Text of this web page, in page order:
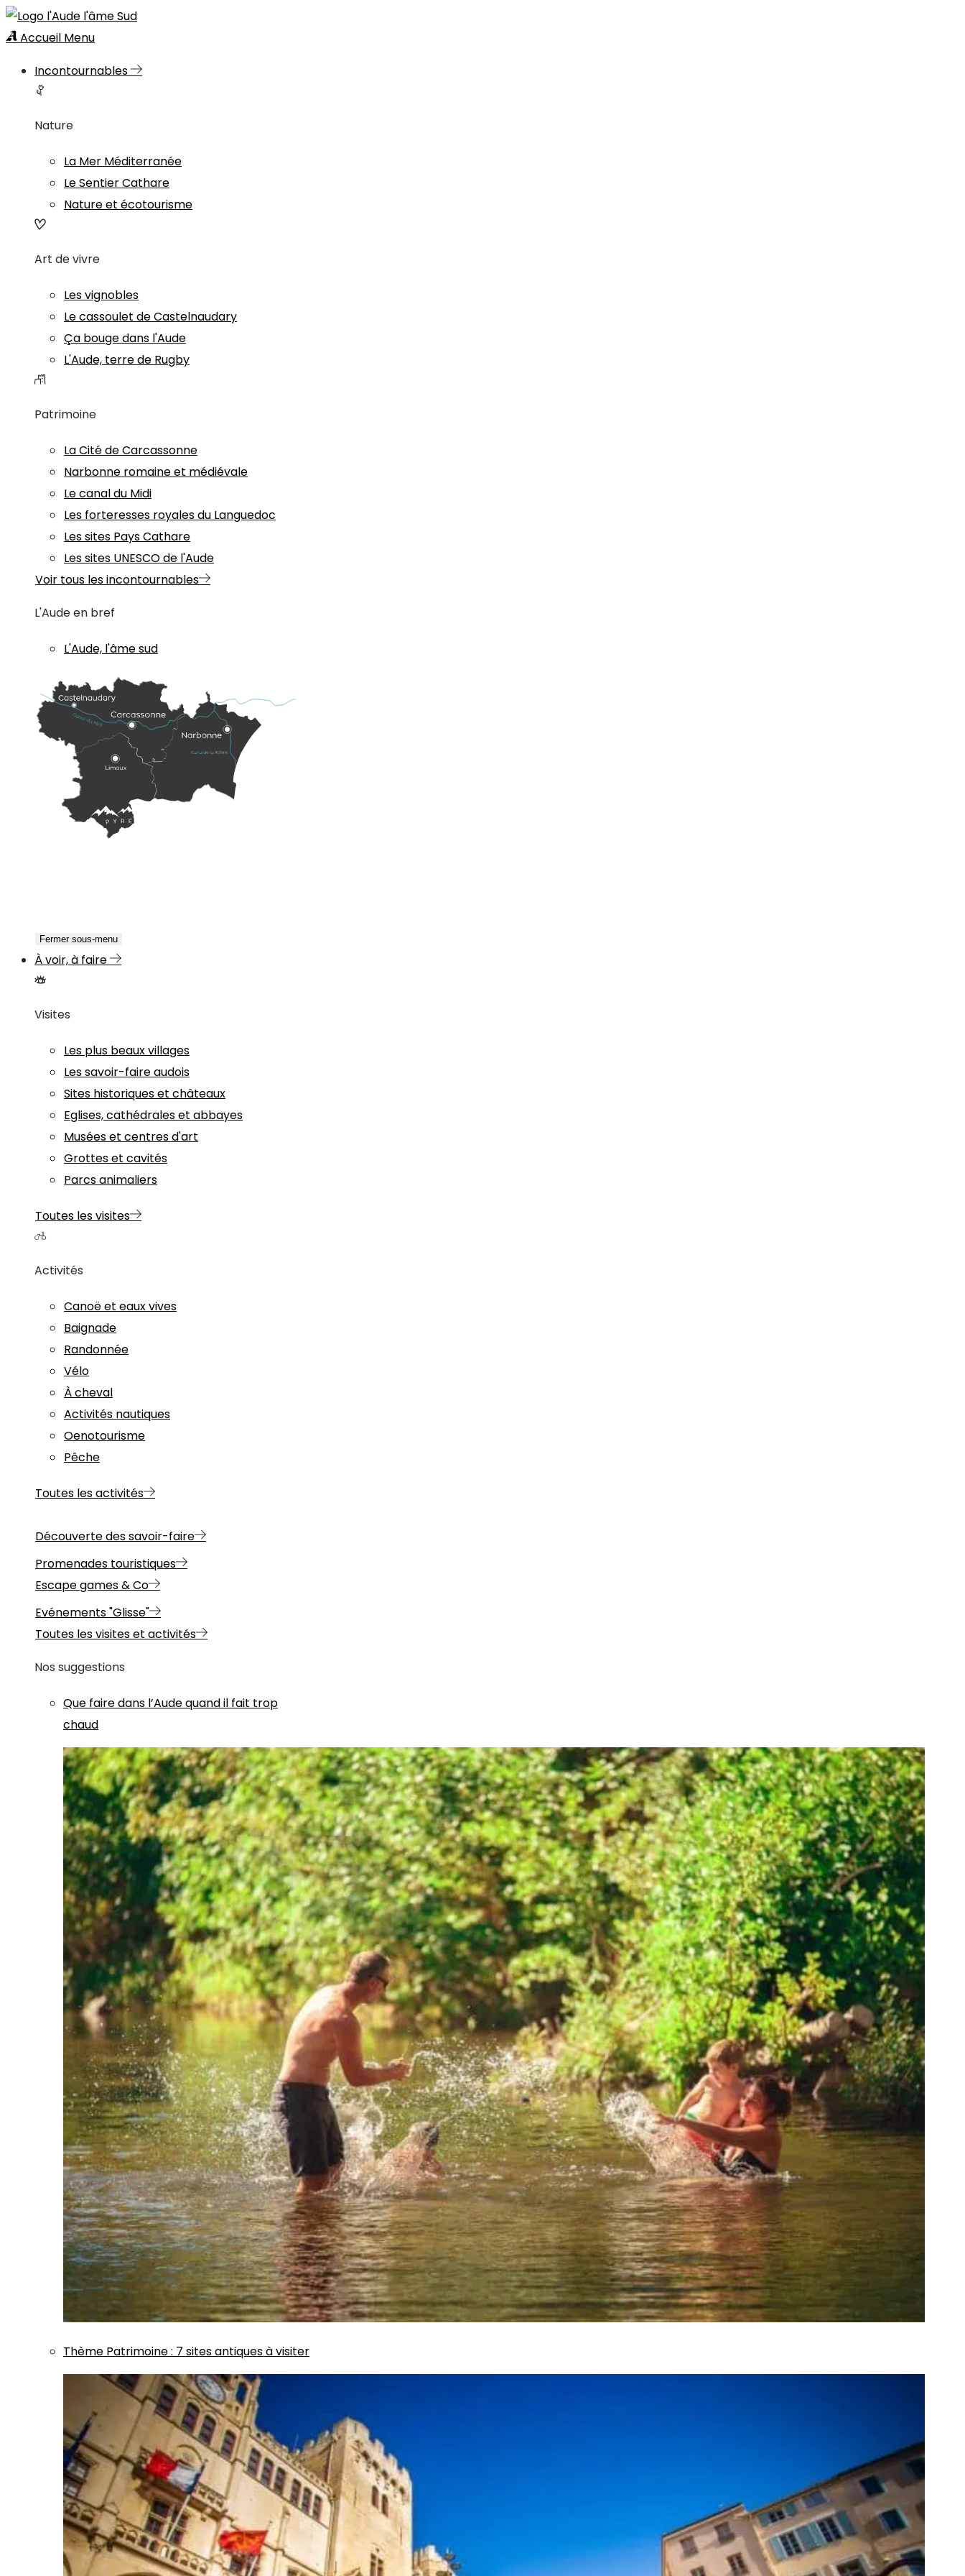
Accueil Menu
Incontournables
Nature
La Mer Méditerranée
Le Sentier Cathare
Nature et écotourisme
Art de vivre
Les vignobles
Le cassoulet de Castelnaudary
Ça bouge dans l'Aude
L'Aude, terre de Rugby
Patrimoine
La Cité de Carcassonne
Narbonne romaine et médiévale
Le canal du Midi
Les forteresses royales du Languedoc
Les sites Pays Cathare
Les sites UNESCO de l'Aude
Voir tous les incontournables
L'Aude en bref
L'Aude, l'âme sud
Fermer sous-menu
À voir, à faire
Visites
Les plus beaux villages
Les savoir-faire audois
Sites historiques et châteaux
Eglises, cathédrales et abbayes
Musées et centres d'art
Grottes et cavités
Parcs animaliers
Toutes les visites
Activités
Canoë et eaux vives
Baignade
Randonnée
Vélo
À cheval
Activités nautiques
Oenotourisme
Pêche
Toutes les activités
Découverte des savoir-faire
Promenades touristiques
Escape games & Co
Evénements "Glisse"
Toutes les visites et activités
Nos suggestions
Que faire dans l’Aude quand il fait trop
chaud
Thème Patrimoine: 7 sites antiques à visiter